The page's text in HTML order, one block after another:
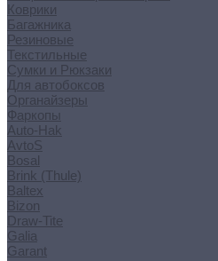
Коврики
Багажника
Резиновые
Текстильные
Сумки и Рюкзаки
Для автобоксов
Органайзеры
Фаркопы
Auto-Hak
AvtoS
Bosal
Brink (Thule)
Baltex
Bizon
Draw-Tite
Galia
Garant